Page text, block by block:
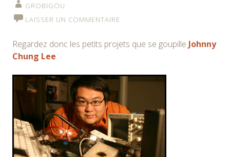
GROBIGOU
LAISSER UN COMMENTAIRE
Regardez donc les petits projets que se goupille Johnny
Chung Lee.